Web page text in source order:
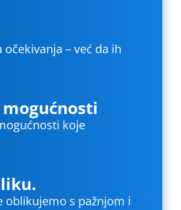
– već da ih
koje
oblikujemo s pažnjom i